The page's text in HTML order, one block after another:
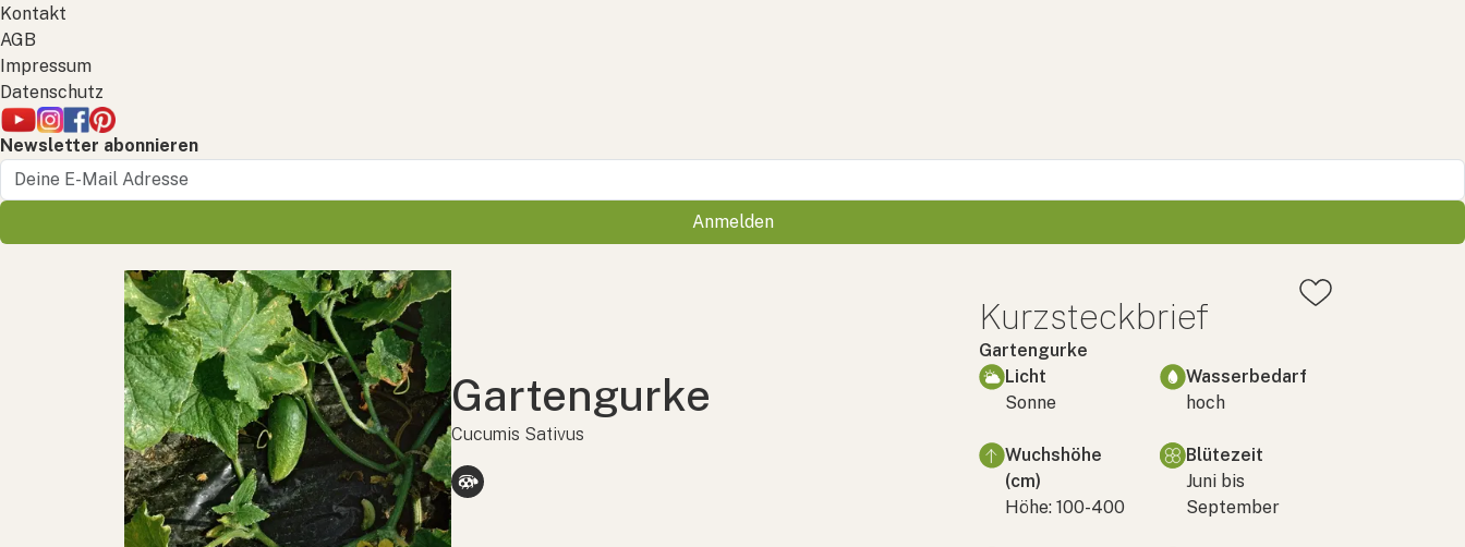
Kontakt
AGB
Impressum
Datenschutz
Newsletter abonnieren
Anmelden
Gartengurke
Cucumis Sativus
Kurzsteckbrief
Gartengurke
Licht
Sonne
Wasserbedarf
hoch
Wuchshöhe
(cm)
Höhe: 100-400
Blütezeit
Juni bis
September